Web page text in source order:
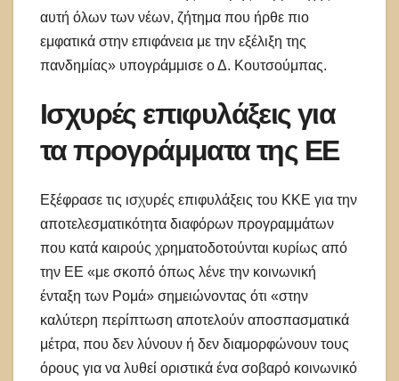
αυτή όλων των νέων, ζήτημα που ήρθε πιο
εμφατικά στην επιφάνεια με την εξέλιξη της
πανδημίας» υπογράμμισε ο Δ. Κουτσούμπας.
Ισχυρές επιφυλάξεις για
τα προγράμματα της ΕΕ
Εξέφρασε τις ισχυρές επιφυλάξεις του ΚΚΕ για την
αποτελεσματικότητα διαφόρων προγραμμάτων
που κατά καιρούς χρηματοδοτούνται κυρίως από
την ΕΕ «με σκοπό όπως λένε την κοινωνική
ένταξη των Ρομά» σημειώνοντας ότι «στην
καλύτερη περίπτωση αποτελούν αποσπασματικά
μέτρα, που δεν λύνουν ή δεν διαμορφώνουν τους
όρους για να λυθεί οριστικά ένα σοβαρό κοινωνικό